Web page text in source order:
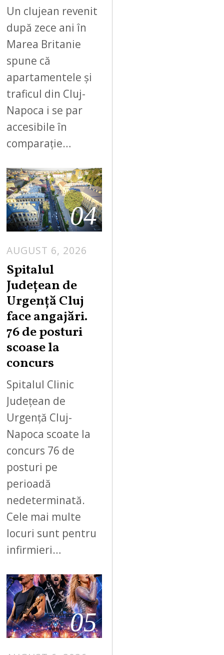
Un clujean revenit
după zece ani în
Marea Britanie
spune că
apartamentele și
traficul din Cluj-
Napoca i se par
accesibile în
comparație…
04
AUGUST 6, 2026
Spitalul
Județean de
Urgență Cluj
face angajări.
76 de posturi
scoase la
concurs
Spitalul Clinic
Județean de
Urgență Cluj-
Napoca scoate la
concurs 76 de
posturi pe
perioadă
nedeterminată.
Cele mai multe
locuri sunt pentru
infirmieri…
05